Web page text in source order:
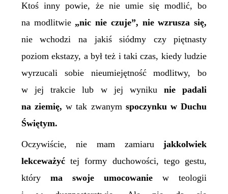
Ktoś inny powie, że nie umie się modlić, bo
na modlitwie „nic nie czuje”, nie wzrusza się,
nie wchodzi na jakiś siódmy czy piętnasty
poziom ekstazy, a był też i taki czas, kiedy ludzie
wyrzucali sobie nieumiejętność modlitwy, bo
w jej trakcie lub w jej wynikunie padali
na ziemię, w tak zwanym spoczynku w Duchu
Świętym.
Oczywiście, nie mam zamiarujakkolwiek
lekceważyćtej formy duchowości, tego gestu,
który ma swoje umocowanie w teologii